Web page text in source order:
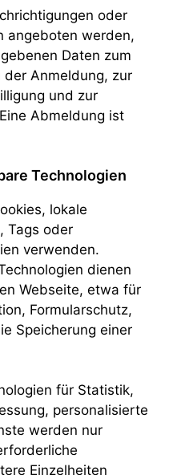
oder
angeboten werden,
Daten zum
Anmeldung, zur
und zur
Abmeldung ist
Technologien
lokale
Tags oder
verwenden.
dienen
Webseite, etwa für
Formularschutz,
Speicherung einer
für Statistik,
personalisierte
werden nur
Einzelheiten